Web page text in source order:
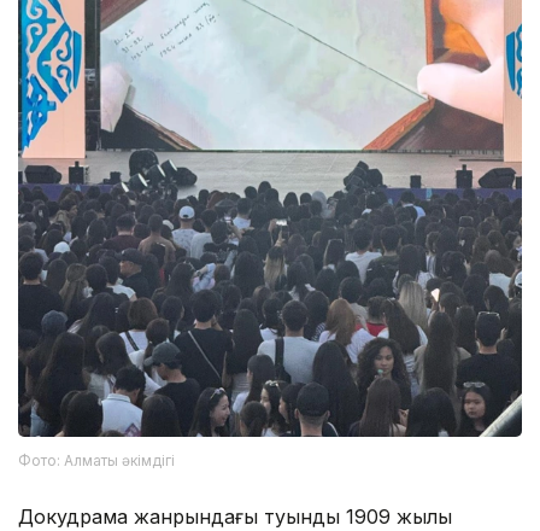
Фото: Алматы әкімдігі
Докудрама жанрындағы туынды 1909 жылы